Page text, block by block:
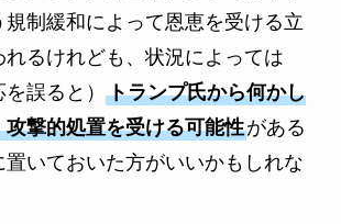
規制緩和によって恩恵を受ける立
るけれども、状況によっては
誤ると）
トランプ氏から何かし
撃的処置を受ける可能性がある
いておいた方がいいかもしれな